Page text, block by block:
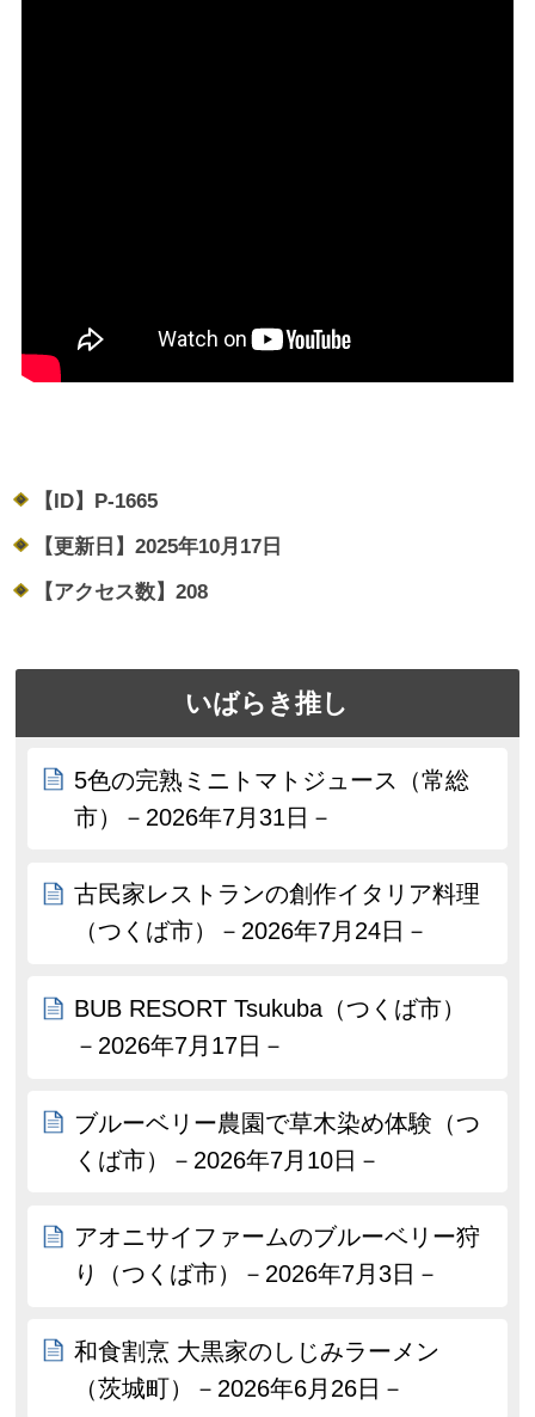
【ID】 P-1665
【更新日】 2025年10月17日
【アクセス数】 208
いばらき推し
5色の完熟ミニトマトジュース（常総
市）－2026年7月31日－
古民家レストランの創作イタリア料理
（つくば市）－2026年7月24日－
BUB RESORT Tsukuba（つくば市）
－2026年7月17日－
ブルーベリー農園で草木染め体験（つ
くば市）－2026年7月10日－
アオニサイファームのブルーベリー狩
り（つくば市）－2026年7月3日－
和食割烹 大黒家のしじみラーメン
（茨城町）－2026年6月26日－